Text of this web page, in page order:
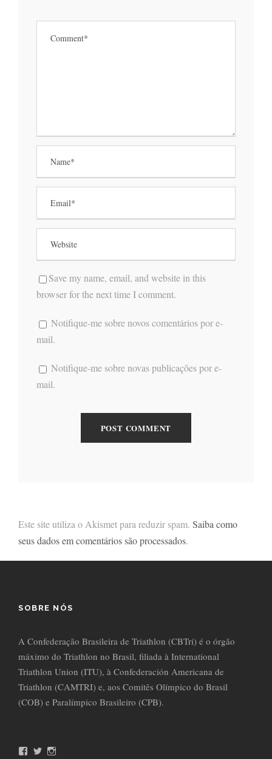
Save my name, email, and website in this
browser for the next time I comment.
Notifique-me sobre novos comentários por e-
mail.
Notifique-me sobre novas publicações por e-
mail.
Este site utiliza o Akismet para reduzir spam. Saiba como
seus dados em comentários são processados.
SOBRE NÓS
A Confederação Brasileira de Triathlon (CBTri) é o órgão
máximo do Triathlon no Brasil, filiada à International
Triathlon Union (ITU), à Confederación Americana de
Triathlon (CAMTRI) e, aos Comitês Olímpico do Brasil
(COB) e Paralímpico Brasileiro (CPB).
T